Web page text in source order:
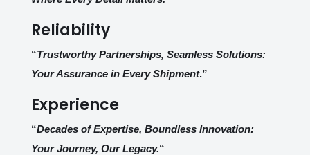
Reliability
“Trustworthy Partnerships, Seamless Solutions:
Your Assurance in Every Shipment.”
Experience
“Decades of Expertise, Boundless Innovation:
Your Journey, Our Legacy.“